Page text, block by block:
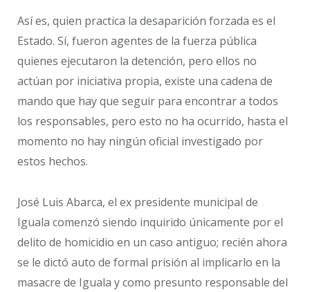
Así es, quien practica la desaparición forzada es el
Estado. Sí, fueron agentes de la fuerza pública
quienes ejecutaron la detención, pero ellos no
actúan por iniciativa propia, existe una cadena de
mando que hay que seguir para encontrar a todos
los responsables, pero esto no ha ocurrido, hasta el
momento no hay ningún oficial investigado por
estos hechos.
José Luis Abarca, el ex presidente municipal de
Iguala comenzó siendo inquirido únicamente por el
delito de homicidio en un caso antiguo; recién ahora
se le dictó auto de formal prisión al implicarlo en la
masacre de Iguala y como presunto responsable del